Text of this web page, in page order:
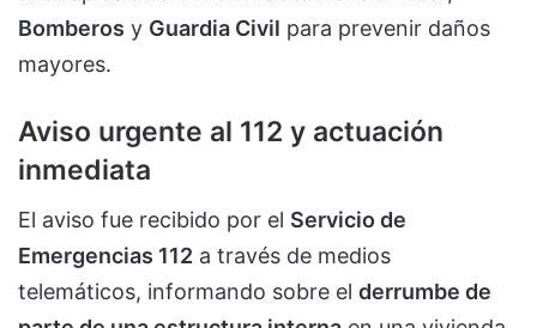
Bomberos y Guardia Civil para prevenir daños
mayores.
Aviso urgente al 112 y actuación
inmediata
El aviso fue recibido por el Servicio de
Emergencias 112 a través de medios
telemáticos, informando sobre el derrumbe de